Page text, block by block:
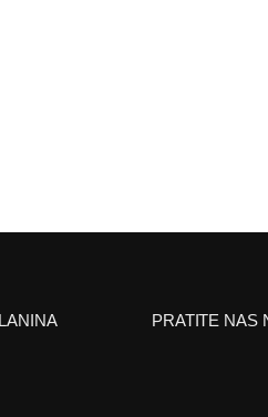
PRATITE NAS